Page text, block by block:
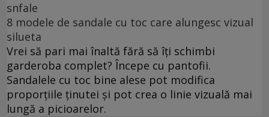
snfale
8 modele de sandale cu toc care alungesc vizual
silueta
Vrei să pari mai înaltă fără să îți schimbi
garderoba complet? Începe cu pantofii.
Sandalele cu toc bine alese pot modifica
proporțiile ținutei și pot crea o linie vizuală mai
lungă a picioarelor.